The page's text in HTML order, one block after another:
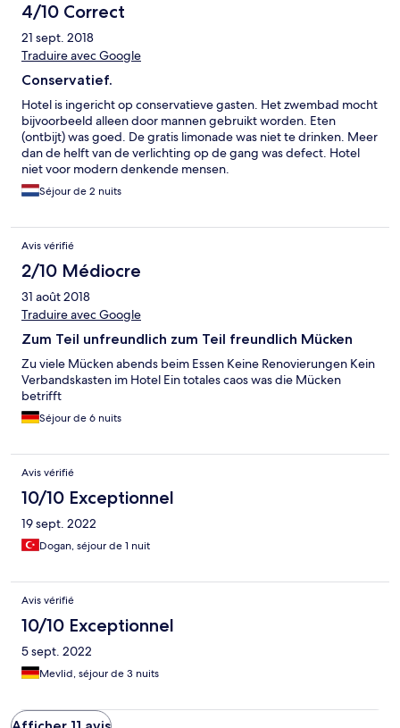
4/10 Correct
21 sept. 2018
Traduire avec Google
Conservatief.
Hotel is ingericht op conservatieve gasten. Het zwembad mocht
bijvoorbeeld alleen door mannen gebruikt worden. Eten
(ontbijt) was goed. De gratis limonade was niet te drinken. Meer
dan de helft van de verlichting op de gang was defect. Hotel
niet voor modern denkende mensen.
Séjour de 2 nuits
Avis vérifié
2/10 Médiocre
31 août 2018
Traduire avec Google
Zum Teil unfreundlich zum Teil freundlich Mücken
Zu viele Mücken abends beim Essen Keine Renovierungen Kein
Verbandskasten im Hotel Ein totales caos was die Mücken
betrifft
Séjour de 6 nuits
Avis vérifié
10/10 Exceptionnel
19 sept. 2022
Dogan, séjour de 1 nuit
Avis vérifié
10/10 Exceptionnel
5 sept. 2022
Mevlid, séjour de 3 nuits